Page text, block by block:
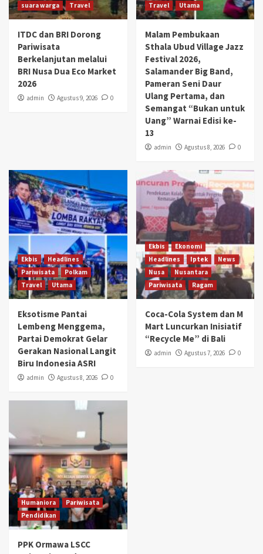
suara warga
Travel
ITDC dan BRI Dorong
Pariwisata
Berkelanjutan melalui
BRI Nusa Dua Eco Market
2026
admin Agustus 9, 2026 0
Travel
Utama
Malam Pembukaan
Sthala Ubud Village Jazz
Festival 2026,
Salamander Big Band,
Pameran Seni Daur
Ulang Pertama, dan
Semangat “Bukan untuk
Uang” Warnai Edisi ke-
13
admin Agustus 8, 2026 0
Ekbis
Headlines
Pariwisata
Polkam
Travel
Utama
Eksotisme Pantai
Lembeng Menggema,
Partai Demokrat Gelar
Gerakan Nasional Langit
Biru Indonesia ASRI
admin Agustus 8, 2026 0
Ekbis
Ekonomi
Headlines
Iptek
News
Nusa
Nusantara
Pariwisata
Ragam
Coca-Cola System dan M
Mart Luncurkan Inisiatif
“Recycle Me” di Bali
admin Agustus 7, 2026 0
Humaniora
Pariwisata
Pendidikan
PPK Ormawa LSCC